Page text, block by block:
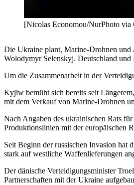
[Nicolas Economou/NurPhoto via
Die Ukraine plant, Marine-Drohnen und
Wolodymyr Selenskyj. Deutschland und
Um die Zusammenarbeit in der
Kyjiw bemüht sich bereits seit
mit dem Verkauf von Marine-Drohnen
Nach Angaben des ukrainischen Rats
Produktionslinien mit der europäischen
Seit Beginn der russischen Invasion
stark auf westliche Waffenlieferungen
Der dänische Verteidigungsminister
Partnerschaften mit der Ukraine